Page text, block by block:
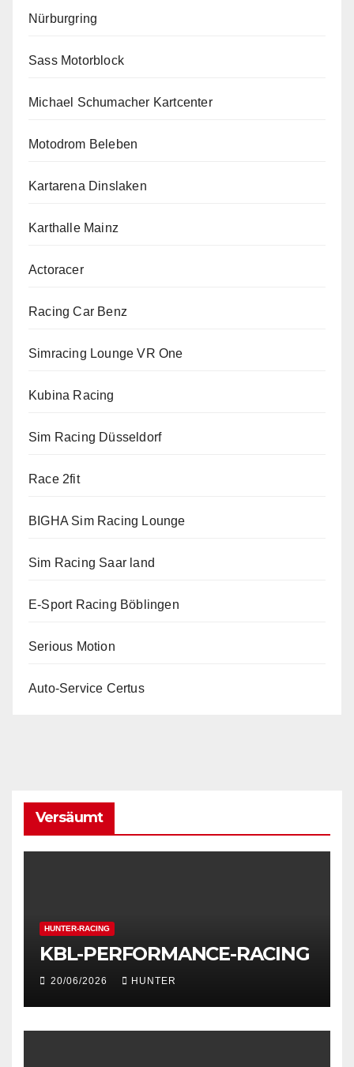
Nürburgring
Sass Motorblock
Michael Schumacher Kartcenter
Motodrom Beleben
Kartarena Dinslaken
Karthalle Mainz
Actoracer
Racing Car Benz
Simracing Lounge VR One
Kubina Racing
Sim Racing Düsseldorf
Race 2fit
BIGHA Sim Racing Lounge
Sim Racing Saar land
E-Sport Racing Böblingen
Serious Motion
Auto-Service Certus
Versäumt
HUNTER-RACING
KBL-PERFORMANCE-RACING
20/06/2026 HUNTER